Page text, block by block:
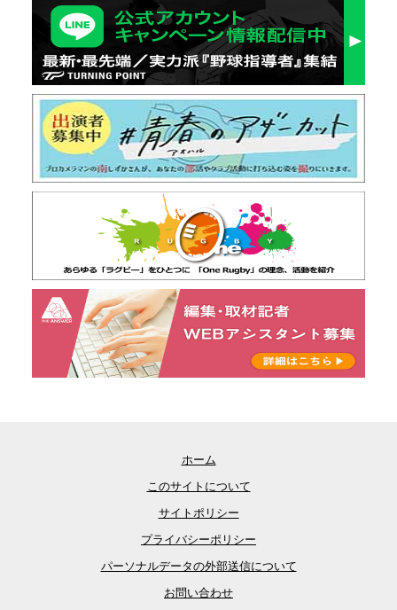
ホーム
このサイトについて
サイトポリシー
プライバシーポリシー
パーソナルデータの外部送信について
お問い合わせ